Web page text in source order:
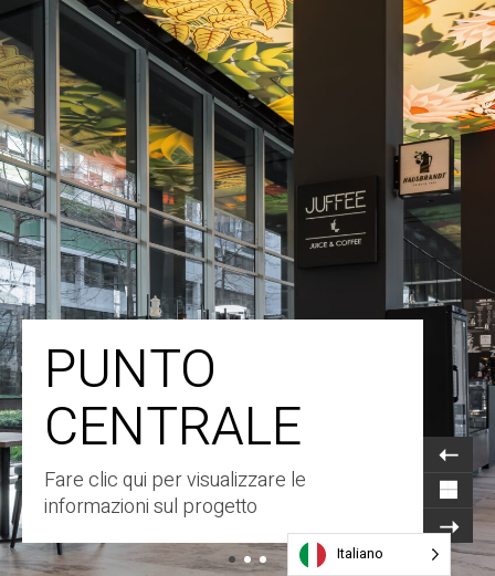
PUNTO
CENTRALE
Fare clic qui per visualizzare le
informazioni sul progetto
Italiano